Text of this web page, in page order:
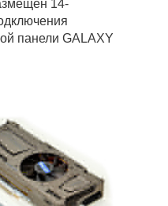
14-
панели GALAXY